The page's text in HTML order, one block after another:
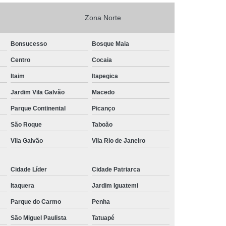
Magnética de Joelho
Magnética de Pelve
de Articulações
do Abdome Total
Tomografia do Tórax
Exame de Imagem Tomografia Pélvica
Ressonância Magnética Cardíaca
Ressonância Magnética de Campo Aberto
Ressonância Magnética do Crânio
Ressonância Magnética do Quadril Esquerdo
Ressonância Magnética na Coluna
Zona Norte
Bonsucesso Bosque Maia
Centro Cocaia
Itaim Itapegica
Jardim Vila Galvão Macedo
Parque Continental Picanço
São Roque Taboão
Vila Galvão Vila Rio de Janeiro
Cidade Líder Cidade Patriarca
Itaquera Jardim Iguatemi
Parque do Carmo Penha
São Miguel Paulista Tatuapé